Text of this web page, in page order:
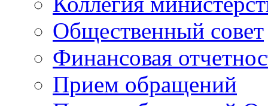
Общественный совет
Финансовая
Прием обращений